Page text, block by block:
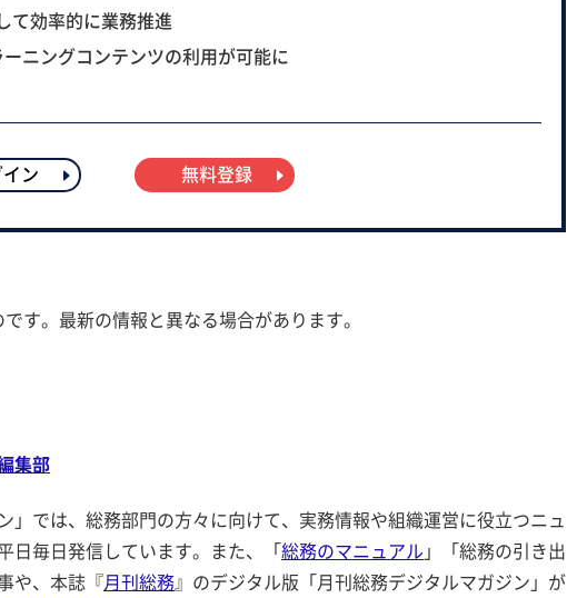
て効率的に業務推進
ニングコンテンツの利用が可能に
ン 無料登録
す。最新の情報と異なる場合があります。
集部
」では、総務部門の方々に向けて、実務情報や組織運営に役立つニュ
日毎日発信しています。また、「総務のマニュアル 」「総務の引き出
や、本誌『月刊総務』のデジタル版「月刊総務デジタルマガジン」が